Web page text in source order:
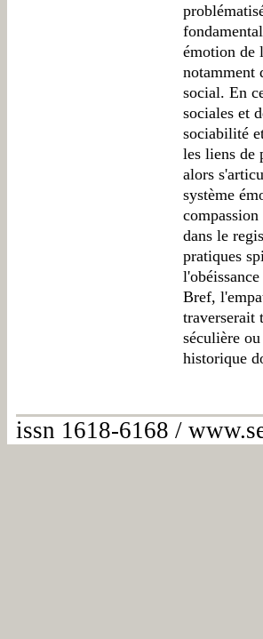
émotion de
notamment
social. En
sociales et
sociabilité
les liens de
alors
système
dans le
pratiques
Bref,
traverserait
séculière
historique
issn 1618-6168 /